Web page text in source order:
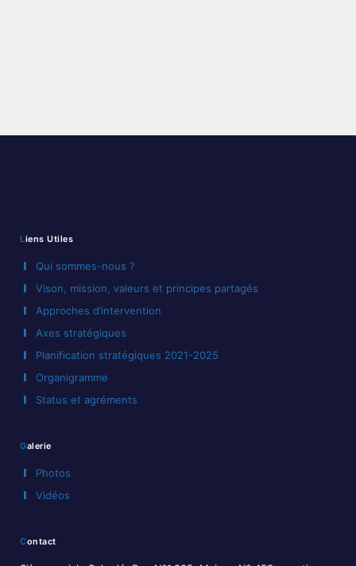
Liens Utiles
Qui sommes-nous ?
Vison, mission, valeurs et principes partagés
Approches d’intervention
Axes stratégiques
Planification stratégiques 2021-2025
Organigramme
Status et agréments
Galerie
Photos
Vidéos
Contact